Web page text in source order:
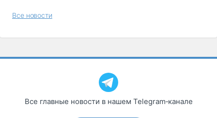
Все новости
Все главные новости в нашем Telegram‑канале